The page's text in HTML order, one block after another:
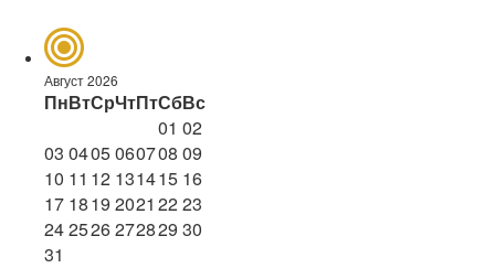
Август 2026
ПнВтСрЧтПтСбВс
01 02
03 0405060708 09
10 11 12 131415 16
17 1819 2021 2223
242526272829 30
31